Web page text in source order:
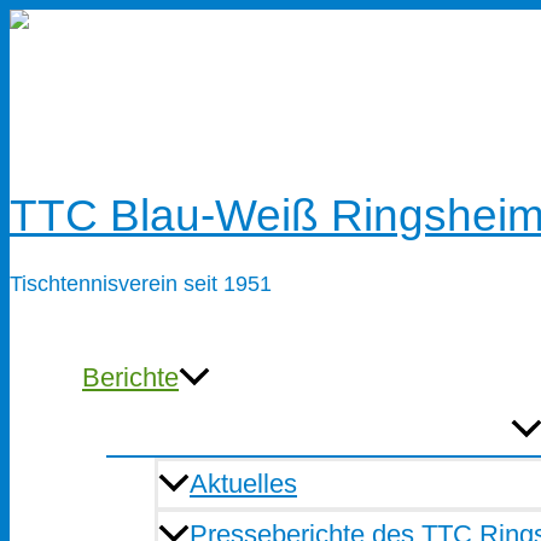
Zum
TTC Blau-Weiß
Tischtennisverein seit 1951
Berichte
Aktuelles
Presseberichte des TTC